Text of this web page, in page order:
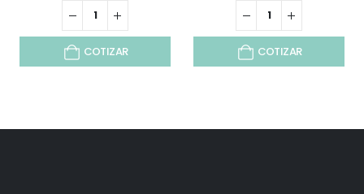
COTIZAR COTIZAR